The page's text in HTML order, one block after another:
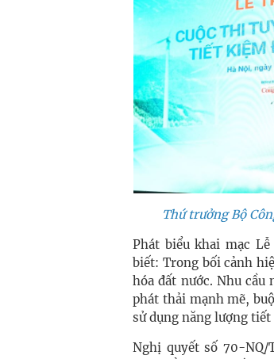
Thứ trưởng Bộ
Phát biểu khai mạc
biết: Trong bối cảnh
hóa đất nước. Nhu
phát thải mạnh mẽ,
sử dụng năng lượng
Nghị quyết số 70-NQ/